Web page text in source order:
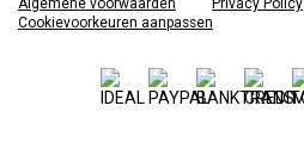
Cookievoorkeuren aanpassen